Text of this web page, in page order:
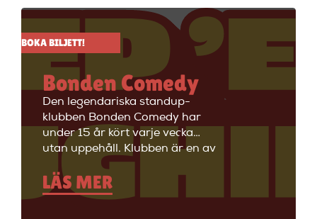
BOKA BILJETT!
Bonden Comedy
Den legendariska standup-
klubben Bonden Comedy har
under 15 år kört varje vecka
utan uppehåll. Klubben är en av
Stockholms äldsta
standupklubbar och är känd för
att ha de bästa komikerna i
LÄS MER